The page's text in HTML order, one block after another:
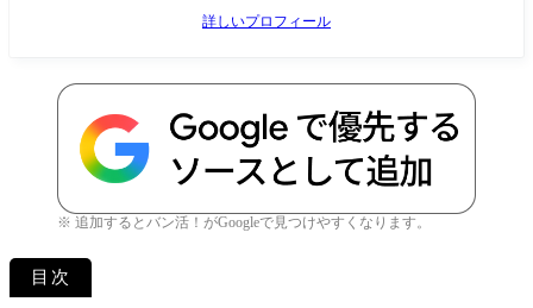
詳しいプロフィール
※ 追加するとバン活！がGoogleで見つけやすくなります。
目次